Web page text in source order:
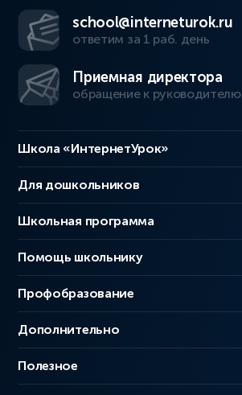
school@interneturok.ru
ответим за 1 раб. день
Приемная директора
обращение к руководителю
Школа «ИнтернетУрок»
Для дошкольников
Школьная программа
Помощь школьнику
Профобразование
Дополнительно
Полезное